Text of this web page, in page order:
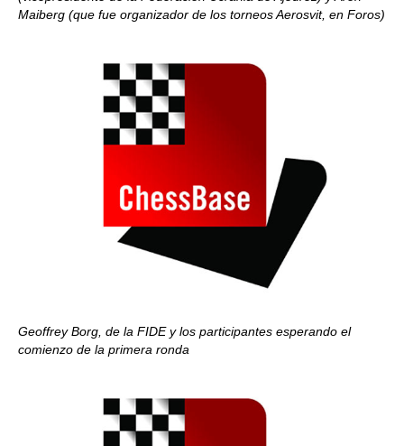
Maiberg (que fue organizador de los torneos Aerosvit, en Foros)
Geoffrey Borg, de la FIDE y los participantes esperando el
comienzo de la primera ronda